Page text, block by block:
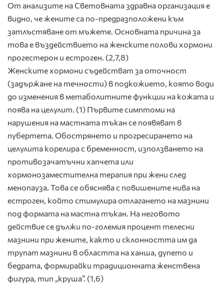
От анализите на Световната здравна организация е
видно, че жените са по-предразположени към
затлъстяване от мъжете. Основната причина за
това е въздействието на женските полови хормони
прогестерон и естроген. (2,7,8)
Женските хормони съдействат за оточност
(задържане на течности) в подкожието, която води
до изменения в метаболитните функции на кожата и
поява на целулит. (1) Първите симптоми на
нарушения на мастната тъкан се появяват в
пубертета. Обострянето и прогресирането на
целулита корелира с бременност, използването на
противозачатъчни хапчета или
хормонозаместителна терапия при жени след
менопауза. Това се обяснява с повишените нива на
естроген, който стимулира отлагането на мазнини
под формата на мастна тъкан. Hа неговото
действие се дължи по-големия процент телесни
мазнини при жените, както и склонността им да
трупат мазнини в областта на ханша, дупето и
бедрата, формирайки традиционната женствена
фигура, тип „круша”. (1,6)